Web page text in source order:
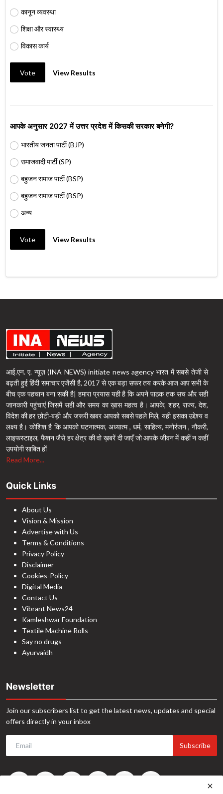
कानून व्यवस्था
शिक्षा और स्वास्थ्य
विकास कार्य
Vote View Results
आपके अनुसार 2027 में उत्तर प्रदेश में किसकी सरकार बनेगी?
भारतीय जनता पार्टी (BJP)
समाजवादी पार्टी (SP)
बहुजन समाज पार्टी (BSP)
बहुजन समाज पार्टी (BSP)
अन्य
Vote View Results
आई.एन. ए. न्यूज़ (INA NEWS) initiate news agency भारत में सबसे तेजी से
बढ़ती हुई हिंदी समाचार एजेंसी है, 2017 से एक बड़ा सफर तय करके आज आप सभी के
बीच एक पहचान बना सकी है| हमारा प्रयास यही है कि अपने पाठक तक सच और सही
जानकारी पहुंचाएं जिसमें सही और समय का ख़ास महत्व है। आपके, शहर, राज्य, देश,
विदेश की हर छोटी-बड़ी और जरूरी खबर आपको सबसे पहले मिले, यही इसका उद्देश्य व
लक्ष्य है। कोशिश है कि आपको घटनात्मक, अध्यात्म , धर्म, साहित्य, मनोरंजन , नौकरी,
लाइफस्टाइल, फैशन जैसे हर क्षेत्र की वो ख़बरें दी जाएँ जो आपके जीवन में कहीं न कहीं
उपयोगी साबित हों
Read More...
Quick Links
About Us
Vision & Mission
Advertise with Us
Terms & Conditions
Privacy Policy
Disclaimer
Cookies-Policy
Digital Media
Contact Us
Vibrant News24
Kamleshwar Foundation
Textile Machine Rolls
Say no drugs
Ayurvaidh
Newsletter
Join our subscribers list to get the latest news, updates and special
offers directly in your inbox
Subscribe